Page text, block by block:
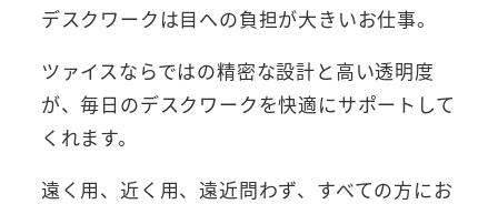
デスクワークは目への負担が大きいお仕事。
ツァイスならではの精密な設計と高い透明度
が、毎日のデスクワークを快適にサポートして
くれます。
遠く用、近く用、遠近問わず、すべての方にお